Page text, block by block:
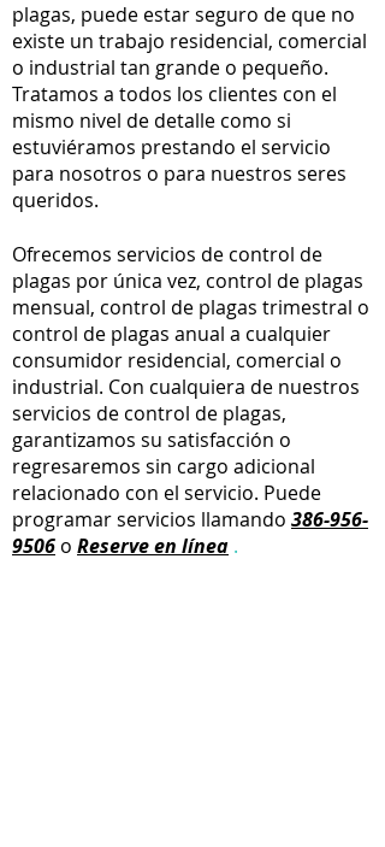
plagas, puede estar seguro de que no
existe un trabajo residencial, comercial
o industrial tan grande o pequeño.
Tratamos a todos los clientes con el
mismo nivel de detalle como si
estuviéramos prestando el servicio
para nosotros o para nuestros seres
queridos.
Ofrecemos servicios de control de
plagas por única vez, control de plagas
mensual, control de plagas trimestral o
control de plagas anual a cualquier
consumidor residencial, comercial o
industrial. Con cualquiera de nuestros
servicios de control de plagas,
garantizamos su satisfacción o
regresaremos sin cargo adicional
relacionado con el servicio. Puede
programar servicios llamando 386-956-
9506 o Reserve en línea .